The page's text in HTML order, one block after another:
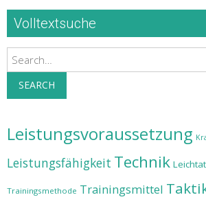
Volltextsuche
Search
SEARCH
Leistungsvoraussetzung
Leistungsfähigkeit Technik
Trainingsmethode Trainingsmittel